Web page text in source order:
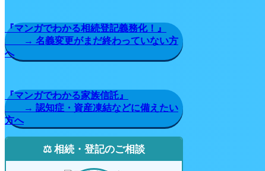
『マンガでわかる相続登記義務化！』
→ 名義変更がまだ終わっていない方
へ
『マンガでわかる家族信託』
→ 認知症・資産凍結などに備えたい
方へ
⚖️ 相続・登記のご相談